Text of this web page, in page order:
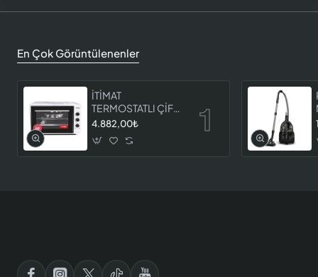
En Çok Görüntülenenler
İTİMAT
TERMOSTATLI ÇİFT
CAMLI FIRIN 8060
4.882,00₺